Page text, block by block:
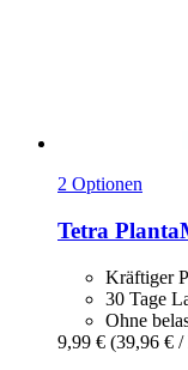
2 Optionen
Tetra
Kräftiger
30 Tage
Ohne
9,99 € (39,96 € /